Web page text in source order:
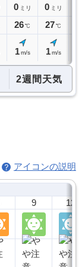
0 ミリ
26℃
1 m/s
0 ミリ
27℃
1 m/s
2週間天気
アイコンの説明
9 12